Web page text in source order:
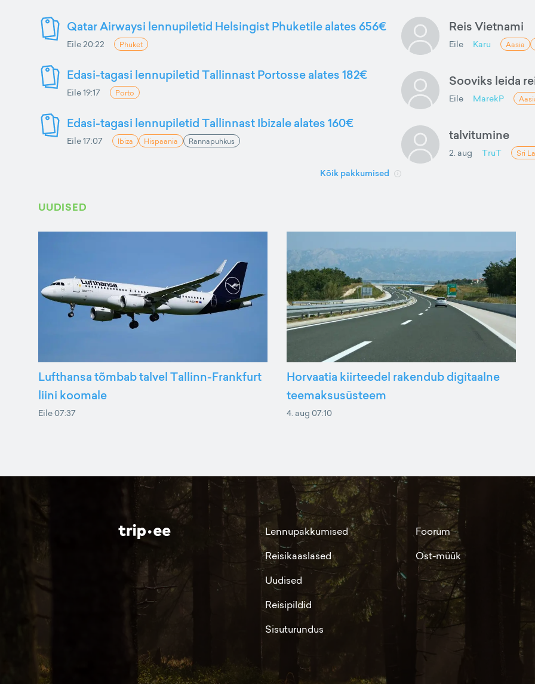
Qatar Airwaysi lennupiletid Helsingist Phuketile alates 656€
Eile 20:22 Phuket
Edasi-tagasi lennupiletid Tallinnast Portosse alates 182€
Eile 19:17 Porto
Edasi-tagasi lennupiletid Tallinnast Ibizale alates 160€
Eile 17:07 Ibiza Hispaania Rannapuhkus
Kõik pakkumised
Reis Vietnami
Eile Karu Aasia
Sooviks leida
Eile MarekP
talvitumine
2. aug TruT Sri
UUDISED
Lufthansa tõmbab talvel Tallinn-Frankfurt
liini koomale
Eile 07:37
Horvaatia kiirteedel rakendub digitaalne
teemaksusüsteem
4. aug 07:10
Lennupakkumised
Reisikaaslased
Uudised
Reisipildid
Sisuturundus
Foorum
Ost-müük